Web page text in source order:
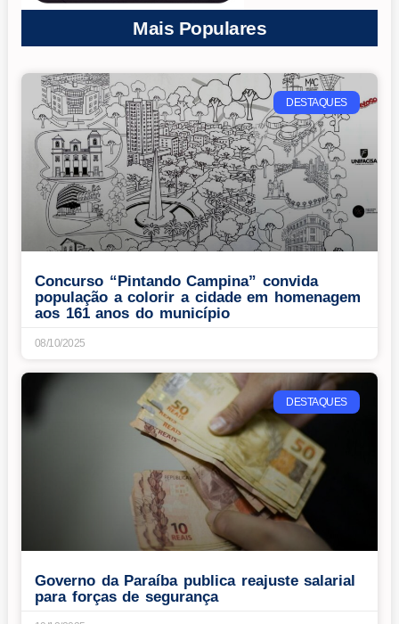
Mais Populares
DESTAQUES
Concurso “Pintando Campina” convida
população a colorir a cidade em homenagem
aos 161 anos do município
08/10/2025
DESTAQUES
Governo da Paraíba publica reajuste salarial
para forças de segurança